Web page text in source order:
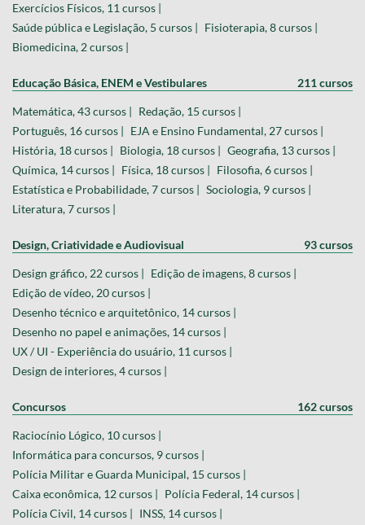
Exercícios Físicos, 11 cursos |
Saúde pública e Legislação, 5 cursos | Fisioterapia, 8 cursos |
Biomedicina, 2 cursos |
Educação Básica, ENEM e Vestibulares 211 cursos
Matemática, 43 cursos | Redação, 15 cursos |
Português, 16 cursos | EJA e Ensino Fundamental, 27 cursos |
História, 18 cursos | Biologia, 18 cursos | Geografia, 13 cursos |
Química, 14 cursos | Física, 18 cursos | Filosofia, 6 cursos |
Estatística e Probabilidade, 7 cursos | Sociologia, 9 cursos |
Literatura, 7 cursos |
Design, Criatividade e Audiovisual 93 cursos
Design gráfico, 22 cursos | Edição de imagens, 8 cursos |
Edição de vídeo, 20 cursos |
Desenho técnico e arquitetônico, 14 cursos |
Desenho no papel e animações, 14 cursos |
UX / UI - Experiência do usuário, 11 cursos |
Design de interiores, 4 cursos |
Concursos 162 cursos
Raciocínio Lógico, 10 cursos |
Informática para concursos, 9 cursos |
Polícia Militar e Guarda Municipal, 15 cursos |
Caixa econômica, 12 cursos | Polícia Federal, 14 cursos |
Polícia Civil, 14 cursos | INSS, 14 cursos |